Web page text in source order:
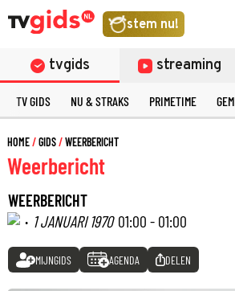
stem nu!
tvgids streaming
TV GIDS NU & STRAKS PRIMETIME
HOME GIDS WEERBERICHT
Weerbericht
WEERBERICHT
· 1 JANUARI 1970 01:00 - 01:00
MIJNGIDS AGENDA DELEN